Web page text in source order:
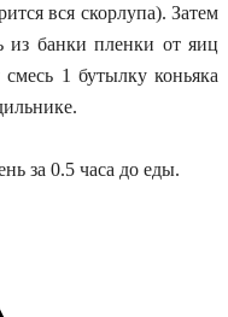
вся скорлупа). Затем
из банки пленки от яиц
1 бутылку коньяка
за 0.5 часа до еды.